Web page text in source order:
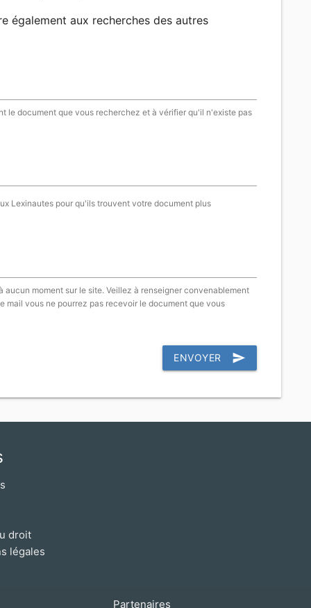
également aux recherches des autres
le document que vous recherchez et à vérifier qu'il n'existe pas
Lexinautes pour qu'ils trouvent votre document plus
aucun moment sur le site. Veillez à renseigner convenablement
mail vous ne pourrez pas recevoir le document que vous
ENVOYER send
droit
légales
Partenaires